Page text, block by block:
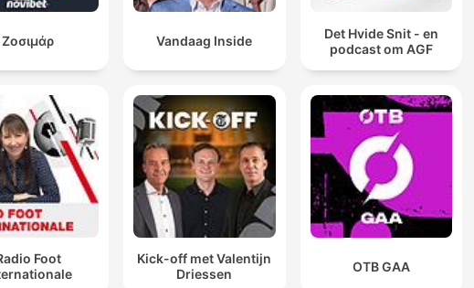
Ζοσιμάρ Vandaag Inside
Det Hvide Snit - en
podcast om AGF
Foot
Kick-off met Valentijn
Driessen
OTB GAA